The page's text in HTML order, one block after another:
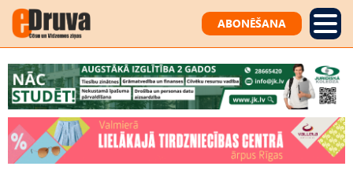
ABONĒŠANA